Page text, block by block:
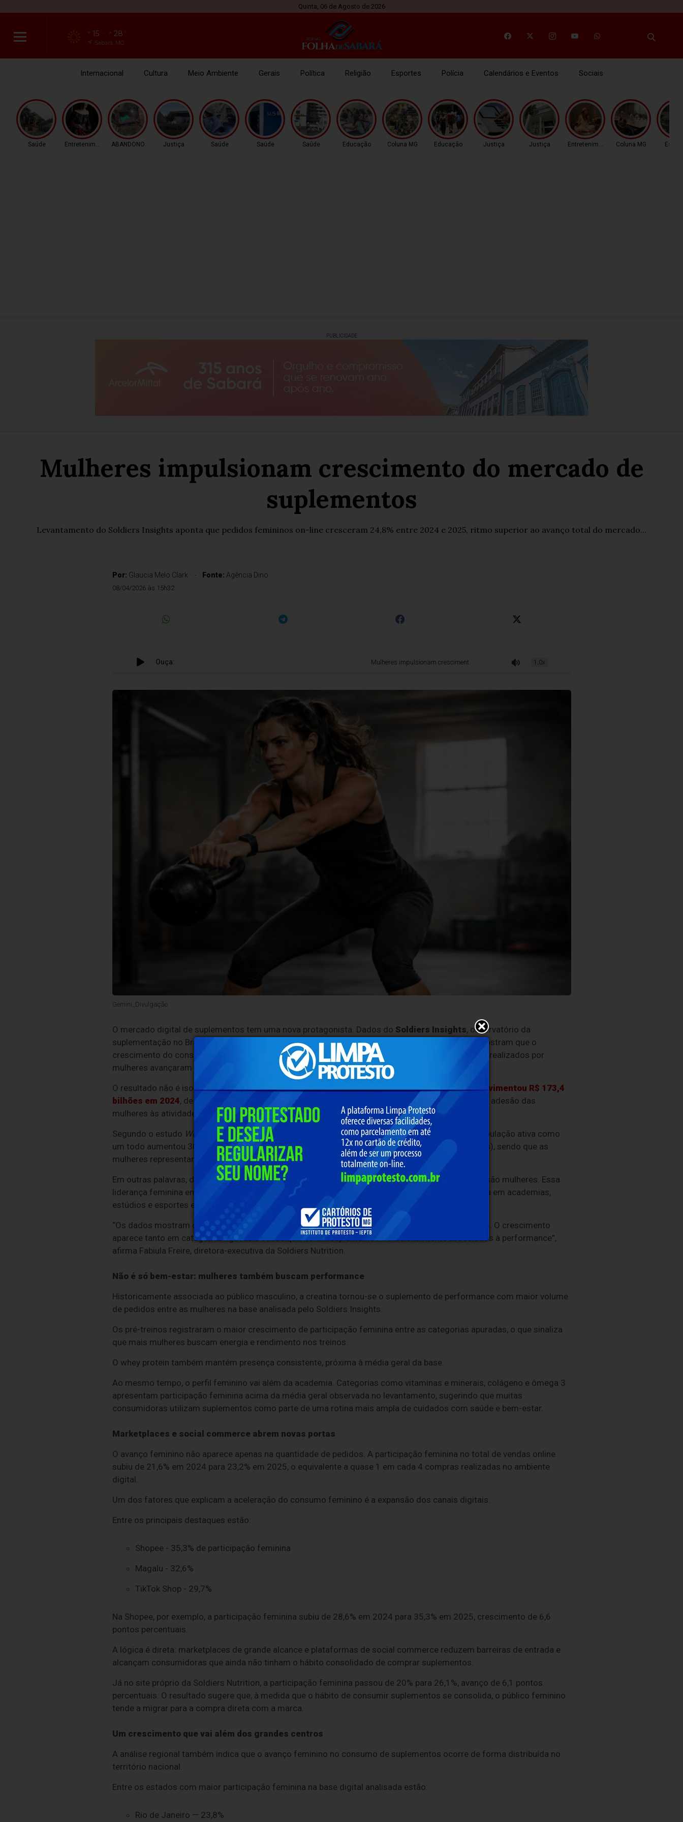
Quinta, 06 de Agosto de 2026
15 28
Sabará, MG
Internacional Cultura Meio Ambiente Gerais Política Religião Esportes Polícia Calendários e Eventos Sociais
Saúde Entretenimento ABANDONO Justiça Saúde Saúde Saúde Educação Coluna MG Educação Justiça Justiça Entretenimento Coluna MG
PUBLICIDADE
Mulheres impulsionam crescimento do mercado de
suplementos
Levantamento do Soldiers Insights aponta que pedidos femininos on-line cresceram 24,8% entre 2024 e 2025, ritmo superior ao avanço total do mercado...
Por: Glaucia Melo Clark Fonte: Agência Dino
08/04/2026 às 15h32
Ouça: Mulheres impulsionam crescimento do mercado de suplementos 1.0x
Gemini_Divulgação
O mercado digital de suplementos tem uma nova protagonista. Dados do Soldiers Insights, observatório da
suplementação no Brasil e braço de análises de dados do mercado nacional do Grupo Soldiers, mostram que o
crescimento do consumo feminino superou o ritmo geral do setor: entre 2024 e 2025, os pedidos realizados por
mulheres avançaram 24,8%, ritmo superior ao crescimento total da operação, que foi de 18,6%.
O resultado não é isolado. O segmento de suplementos para saúde e beleza feminina no Brasilmovimentou R$ 173,4
bilhões em 2024, de acordo com dados da Euromonitor International, ao mesmo tempo em que a adesão das
mulheres às atividades físicas disparou no Brasil.
Segundo o estudo Women and Sports, doIBOPE Repucom
, divulgado em 2025, desde 2020 a população ativa como
um todo aumentou 30% (cerca de 21 milhões de novos praticantes integrando rotina de exercícios), sendo que as
mulheres representaram 60% desses novos praticantes.
Em outras palavras, de cada dez novos adeptos de atividade física no país nos últimos anos, seis são mulheres. Essa
liderança feminina entre os “novatos” sinaliza uma mudança importante no perfil de quem ingressa em academias,
estúdios e esportes em geral.
“Os dados mostram que a suplementação feminina vem ganhando cada vez mais espaço no Brasil. O crescimento
aparece tanto em categorias ligadas à saúde quanto em suplementos tradicionalmente associados à performance”,
afirma Fabiula Freire, diretora-executiva da Soldiers Nutrition.
Não é só bem-estar: mulheres também buscam performance
Historicamente associada ao público masculino, a creatina tornou-se o suplemento de performance com maior volume
de pedidos entre as mulheres na base analisada pelo Soldiers Insights.
Os pré-treinos registraram o maior crescimento de participação feminina entre as categorias apuradas, o que sinaliza
que mais mulheres buscam energia e rendimento nos treinos.
O whey protein também mantém presença consistente, próxima à média geral da base.
Ao mesmo tempo, o perfil feminino vai além da academia. Categorias como vitaminas e minerais, colágeno e ômega 3
apresentam participação feminina acima da média geral observada no levantamento, sugerindo que muitas
consumidoras utilizam suplementos como parte de uma rotina mais ampla de cuidados com saúde e bem-estar.
Marketplaces e social commerce abrem novas portas
O avanço feminino não aparece apenas na quantidade de pedidos. A participação feminina no total de vendas online
subiu de 21,6% em 2024 para 23,2% em 2025, o equivalente a quase 1 em cada 4 compras realizadas no ambiente
digital.
Um dos fatores que explicam a aceleração do consumo feminino é a expansão dos canais digitais.
Entre os principais destaques estão:
Shopee - 35,3% de participação feminina
Magalu - 32,6%
TikTok Shop - 29,7%
Na Shopee, por exemplo, a participação feminina subiu de 28,6% em 2024 para 35,3% em 2025, crescimento de 6,6
pontos percentuais.
A lógica é direta: marketplaces de grande alcance e plataformas de social commerce reduzem barreiras de entrada e
alcançam consumidoras que ainda não tinham o hábito consolidado de comprar suplementos.
Já no site próprio da Soldiers Nutrition, a participação feminina passou de 20% para 26,1%, avanço de 6,1 pontos
percentuais. O resultado sugere que, à medida que o hábito de consumir suplementos se consolida, o público feminino
tende a migrar para a compra direta com a marca.
Um crescimento que vai além dos grandes centros
A análise regional também indica que o avanço feminino no consumo de suplementos ocorre de forma distribuída no
território nacional.
Entre os estados com maior participação feminina na base digital analisada estão:
Rio de Janeiro — 23,8%